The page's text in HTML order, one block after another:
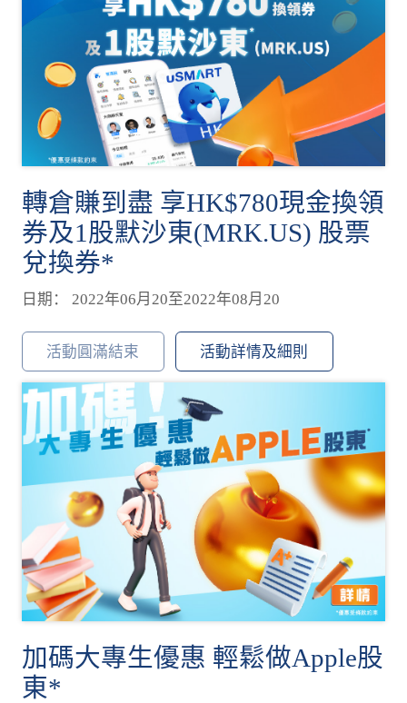
轉倉賺到盡 享HK$780現金換領
券及1股默沙東(MRK.US) 股票
兌換券*
日期： 2022年06月20至2022年08月20
活動圓滿結束 活動詳情及細則
加碼大專生優惠 輕鬆做Apple股
東*